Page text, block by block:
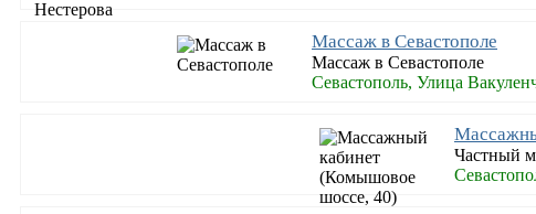
Массаж в Севастополе
Массаж в Севастополе
Севастополь, Улица
Частный